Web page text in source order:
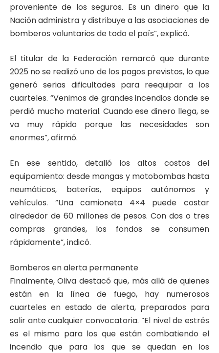
proveniente de los seguros. Es un dinero que la
Nación administra y distribuye a las asociaciones de
bomberos voluntarios de todo el país”, explicó.
El titular de la Federación remarcó que durante
2025 no se realizó uno de los pagos previstos, lo que
generó serias dificultades para reequipar a los
cuarteles. “Venimos de grandes incendios donde se
perdió mucho material. Cuando ese dinero llega, se
va muy rápido porque las necesidades son
enormes”, afirmó.
En ese sentido, detalló los altos costos del
equipamiento: desde mangas y motobombas hasta
neumáticos, baterías, equipos autónomos y
vehículos. “Una camioneta 4×4 puede costar
alrededor de 60 millones de pesos. Con dos o tres
compras grandes, los fondos se consumen
rápidamente”, indicó.
Bomberos en alerta permanente
Finalmente, Oliva destacó que, más allá de quienes
están en la línea de fuego, hay numerosos
cuarteles en estado de alerta, preparados para
salir ante cualquier convocatoria. “El nivel de estrés
es el mismo para los que están combatiendo el
incendio que para los que se quedan en los